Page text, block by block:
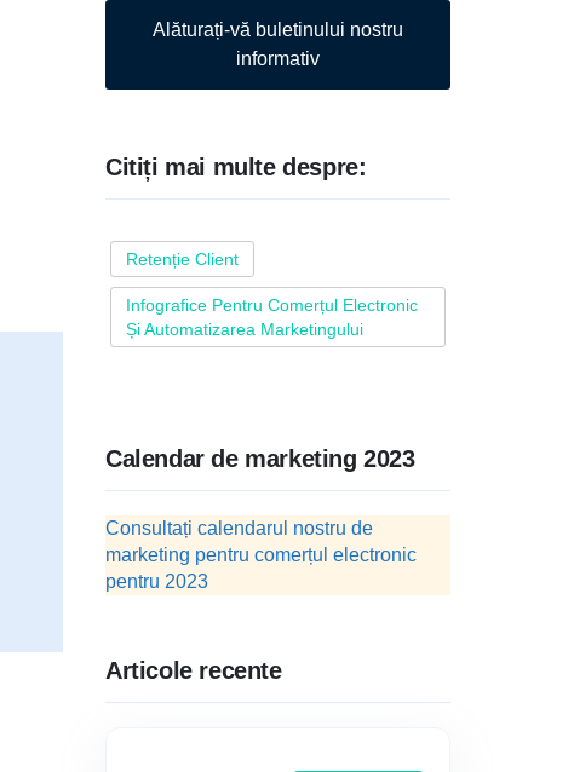
Alăturați-vă buletinului nostru
informativ
Citiți mai multe despre:
Retenție Client
Infografice Pentru Comerțul Electronic
Și Automatizarea Marketingului
Calendar de marketing 2023
Consultați calendarul nostru de
marketing pentru comerțul electronic
pentru 2023
Articole recente